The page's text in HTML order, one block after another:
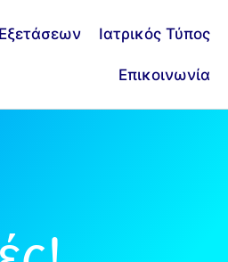
Ιατρικός Τύπος
Επικοινωνία